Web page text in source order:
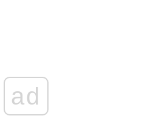
ad